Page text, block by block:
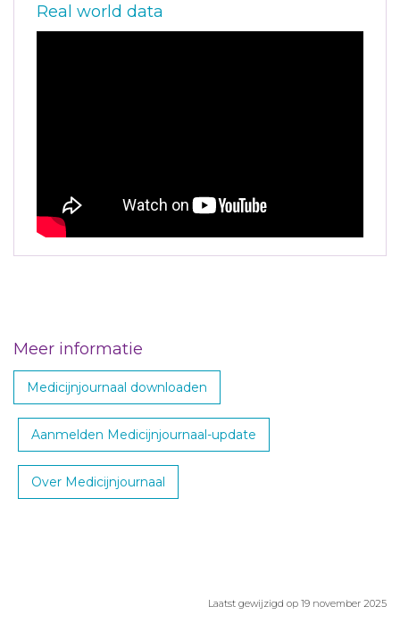
Real world data
Meer informatie
Medicijnjournaal downloaden
Aanmelden Medicijnjournaal-update
Over Medicijnjournaal
Laatst gewijzigd op 19 november 2025